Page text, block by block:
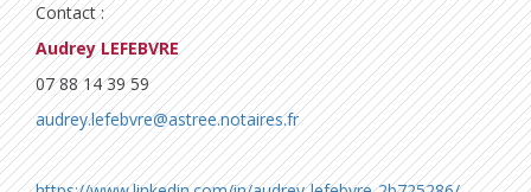
Contact :
Audrey LEFEBVRE
07 88 14 39 59
audrey.lefebvre@astree.notaires.fr